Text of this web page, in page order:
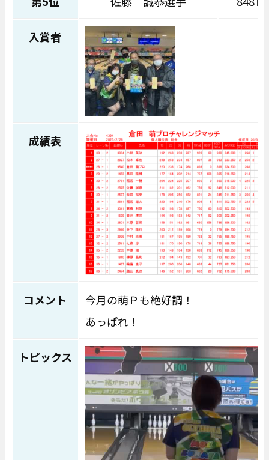
入賞者
成績表
コメント
今月の萌Ｐも絶好調！
あっぱれ！
トピックス 動画プレーヤー